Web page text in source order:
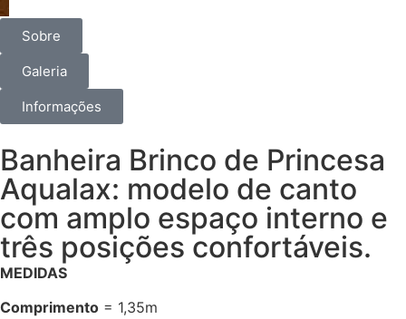
Sobre
Galeria
Informações
Banheira Brinco de Princesa
Aqualax: modelo de canto
com amplo espaço interno e
três posições confortáveis.
MEDIDAS
Comprimento = 1,35m